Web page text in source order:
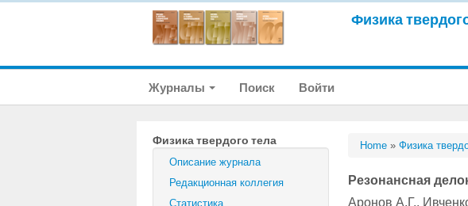
Физика
Журналы Поиск Войти
Физика твердого тела
Описание журнала
Редакционная коллегия
Статистика
Home »Физика
Резонансная
Аронов А.Г.,